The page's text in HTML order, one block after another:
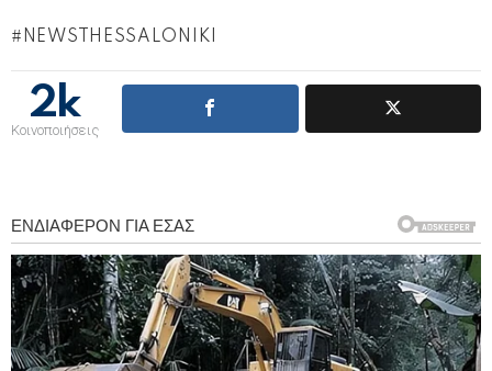
NEWSTHESSALONIKI
2k
Κοινοποιήσεις